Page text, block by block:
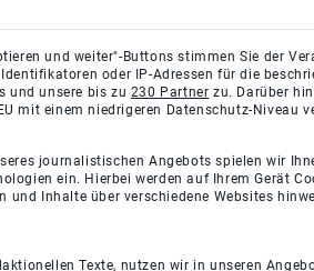
und weiter"-Buttons stimmen Sie der
oder IP-Adressen für die
und unsere bis zu 230 Partner zu. Darüber
mit einem niedrigeren Datenschutz-Niveau
journalistischen Angebots spielen wir
ein. Hierbei werden auf Ihrem Gerät
und Inhalte über verschiedene Websites
Texte, nutzen wir in unseren